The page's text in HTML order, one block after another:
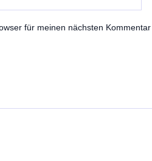
für meinen nächsten Kommentar